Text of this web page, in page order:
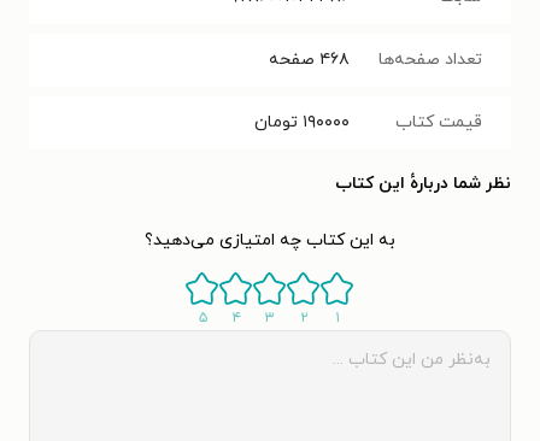
تعداد صفحه‌ها ۴۶۸ صفحه
قیمت کتاب ۱۹۰۰۰۰ تومان
نظر شما دربارهٔ این کتاب
به این کتاب چه امتیازی می‌دهید؟
۱ ۲ ۳ ۴ ۵